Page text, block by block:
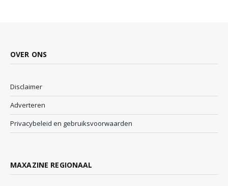
OVER ONS
Disclaimer
Adverteren
Privacybeleid en gebruiksvoorwaarden
MAXAZINE REGIONAAL